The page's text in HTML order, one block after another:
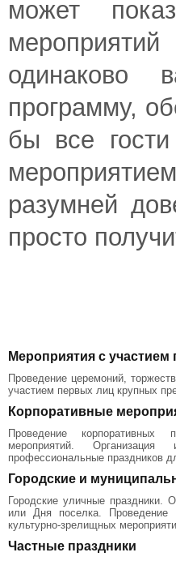
может
одинаково
программу,
бы все
разумней
просто
Мероприятия с
Проведение церемоний,
участием первых лиц крупных
Корпоративные
Проведение корпоративных
мероприятий.
профессиональные праздников
Городские и
Городские уличные праздники.
или Дня поселка. Проведение
культурно-зрелищных
Частные праздники